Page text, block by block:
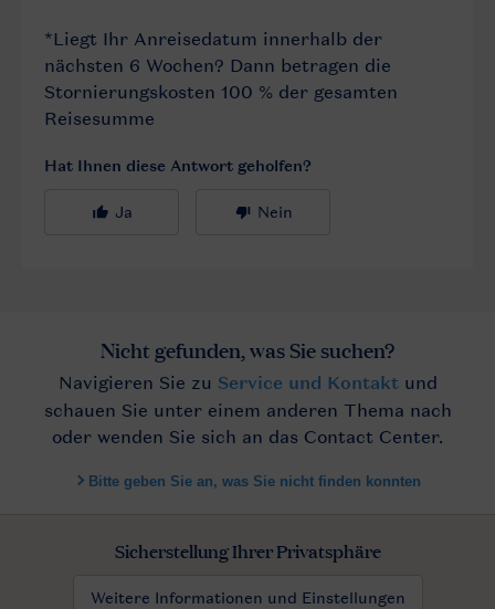
Sicherstellung Ihrer Privatsphäre
Weitere Informationen und Einstellungen